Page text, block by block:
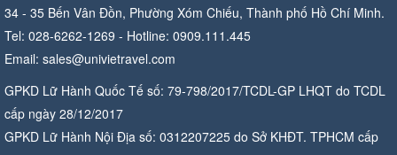
34 - 35 Bến Vân Đồn, Phường Xóm Chiếu, Thành phố Hồ Chí Minh.
Tel: 028-6262-1269 - Hotline: 0909.111.445
Email: sales@univietravel.com
GPKD Lữ Hành Quốc Tế số: 79-798/2017/TCDL-GP LHQT do TCDL
cấp ngày 28/12/2017
GPKD Lữ Hành Nội Địa số: 0312207225 do Sở KHĐT. TPHCM cấp